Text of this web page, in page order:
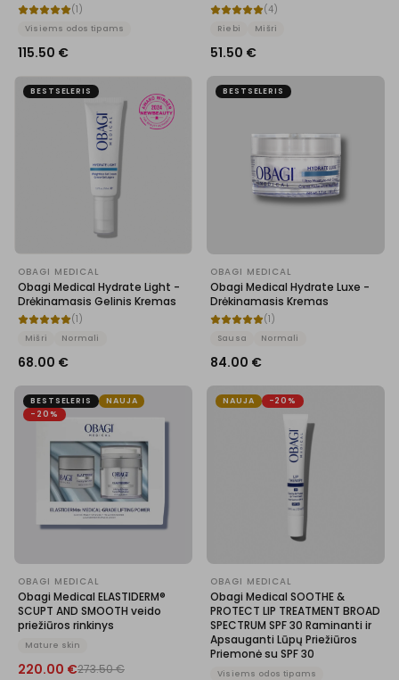
(1 )
Visiems odos tipams
115.50 €
(4)
Riebi Mišri
51.50 €
BESTSELERIS
OBAGI MEDICAL
Obagi Medical Hydrate Light -
Drėkinamasis Gelinis Kremas
(1 )
Mišri Normali
68.00 €
BESTSELERIS
OBAGI MEDICAL
Obagi Medical Hydrate Luxe -
Drėkinamasis Kremas
(1 )
Sausa Normali
84.00 €
BESTSELERIS
NAUJA
-20%
OBAGI MEDICAL
Obagi Medical ELASTIDERM®
SCUPT AND SMOOTH veido
priežiūros rinkinys
Mature skin
220.00 €273.50€
NAUJA -20%
OBAGI MEDICAL
Obagi Medical SOOTHE &
PROTECT LIP TREATMENT BROAD
SPECTRUM SPF 30 Raminanti ir
Apsauganti Lūpų Priežiūros
Priemonė su SPF 30
Visiems odos tipams